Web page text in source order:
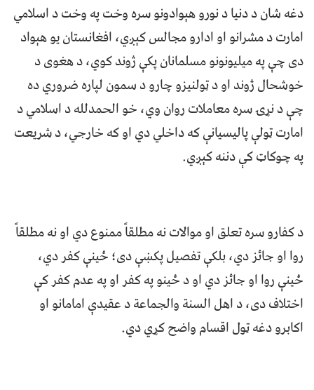
دغه شان د دنیا د نورو هېوادونو سره وخت په وخت د اسلامي
امارت د مشرانو او ادارو مجالس کېږي، افغانستان یو هېواد
دی چې په میلیونونو مسلمانان پکې ژوند کوي، د هغوی د
خوشحال ژوند او د ټولنیزو چارو د سمون لپاره ضروري ده
چې د نړۍ سره معاملات روان وي، خو الحمدلله د اسلامي د
امارت ټولې پالیسیانې که داخلي دي او که خارجي، د شریعت
په چوکاټ کې دننه کېږي.
د کفارو سره تعلق او موالات نه مطلقاً ممنوع دي او نه مطلقاً
روا او جائز دي، بلکې تفصیل پکښې دی؛ ځینې کفر دي،
ځینې روا او جائز دي او د ځینو په کفر او په عدم کفر کې
اختلاف دی، د اهل السنة والجماعة د عقیدې امامانو او
اکابرو دغه ټول اقسام واضح کړي دي.